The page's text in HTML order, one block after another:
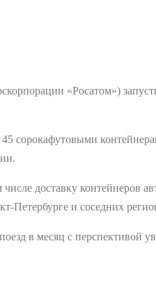
«Росатом»)
сорокафутовыми
доставку
Петербурге и соседних
в месяц с перспективой